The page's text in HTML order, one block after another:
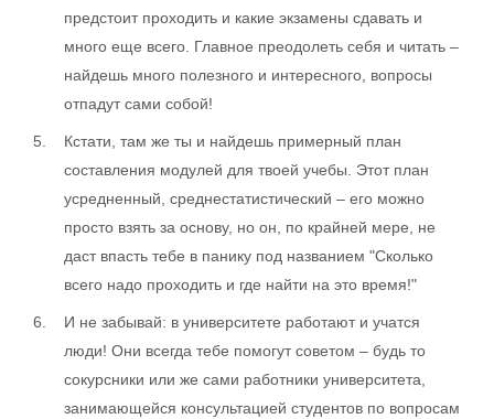
предстоит проходить и какие экзамены сдавать и
много еще всего. Главное преодолеть себя и читать –
найдешь много полезного и интересного, вопросы
отпадут сами собой!
Кстати, там же ты и найдешь примерный план
составления модулей для твоей учебы. Этот план
усредненный, среднестатистический – его можно
просто взять за основу, но он, по крайней мере, не
даст впасть тебе в панику под названием "Сколько
всего надо проходить и где найти на это время!"
И не забывай: в университете работают и учатся
люди! Они всегда тебе помогут советом – будь то
сокурсники или же сами работники университета,
занимающейся консультацией студентов по вопросам